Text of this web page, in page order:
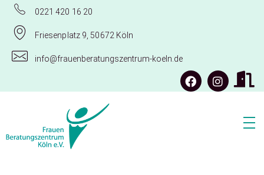
0221 420 16 20
Friesenplatz 9, 50672 Köln
info@frauenberatungszentrum-koeln.de